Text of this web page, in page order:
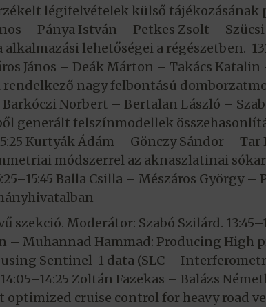
légifelvételek külső tájékozásának
– Pánya István – Petkes Zsolt –
lehetőségei a régészetben.
János – Deák Márton – Takács Katalin
nagy felbontású
Barkóczi Norbert – Bertalan László –
generált felszínmodellek
Kurtyák Ádám – Gönczy Sándor –
módszerrel az aknaszlatinai
Balla Csilla – Mészáros György
szekció. Moderátor: Szabó Szilárd.
– Muhannad Hammad: Producing High
Sentinel-1 data (SLC –
Zoltán Fazekas – Balázs
cruise control for heavy road